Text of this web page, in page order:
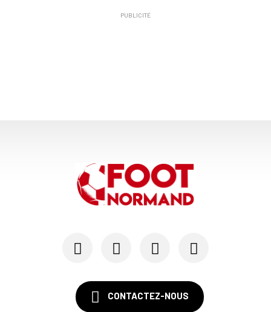
PUBLICITÉ
CONTACTEZ-NOUS